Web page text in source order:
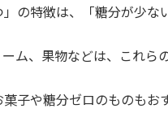
の特徴は、「糖分が少
ム、果物などは、これ
子や糖分ゼロのものもお